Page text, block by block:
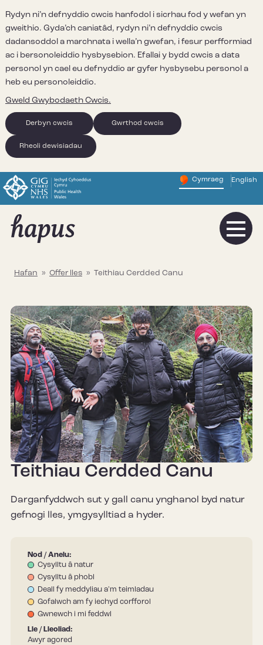
Rydyn ni’n defnyddio cwcis hanfodol i sicrhau fod y wefan yn
gweithio. Gyda’ch caniatâd, rydyn ni’n defnyddio cwcis
dadansoddol a marchnata i wella’n gwefan, i fesur perfformiad
ac i bersonoleiddio hysbysebion. Efallai y bydd cwcis a data
personol yn cael eu defnyddio ar gyfer hysbysebu personol a
heb eu personoleiddio.
Gweld Gwybodaeth Cwcis.
Derbyn cwcis Gwrthod cwcis
Rheoli dewisiadau
Change website
Cymraeg English
– Newid
Hafan » Offer lles » Teithiau Cerdded Canu
Teithiau Cerdded Canu
Darganfyddwch sut y gall canu ynghanol byd natur
gefnogi lles, ymgysylltiad a hyder.
Nod / Anelu:
Cysylltu â natur
Cysylltu â phobl
Deall fy meddyliau a'm teimladau
Gofalwch am fy iechyd corfforol
Gwnewch i mi feddwl
Lle / Lleoliad:
Awyr agored